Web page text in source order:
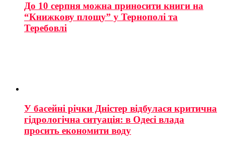
До 10 серпня можна приносити книги на
“Книжкову площу” у Тернополі та
Теребовлі
У басейні річки Дністер відбулася критична
гідрологічна ситуація: в Одесі влада
просить економити воду